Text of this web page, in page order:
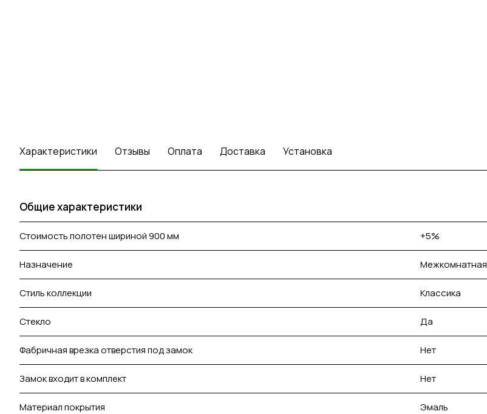
Характеристики Отзывы Оплата Доставка Установка
Общие характеристики
Стоимость полотен шириной 900 мм +5%
Назначение Межкомнатная
Стиль коллекции Классика
Стекло Да
Фабричная врезка отверстия под замок Нет
Замок входит в комплект Нет
Материал покрытия Эмаль